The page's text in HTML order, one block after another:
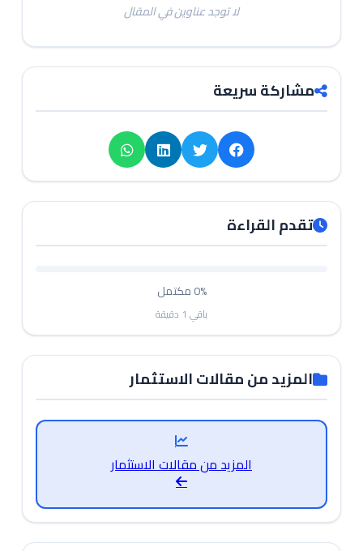
لا توجد عناوين في المقال
مشاركة سريعة
تقدم القراءة
0%مكتمل
باقي 1 دقيقة
المزيد من مقالات الاستثمار
المزيد من مقالات الاستثمار